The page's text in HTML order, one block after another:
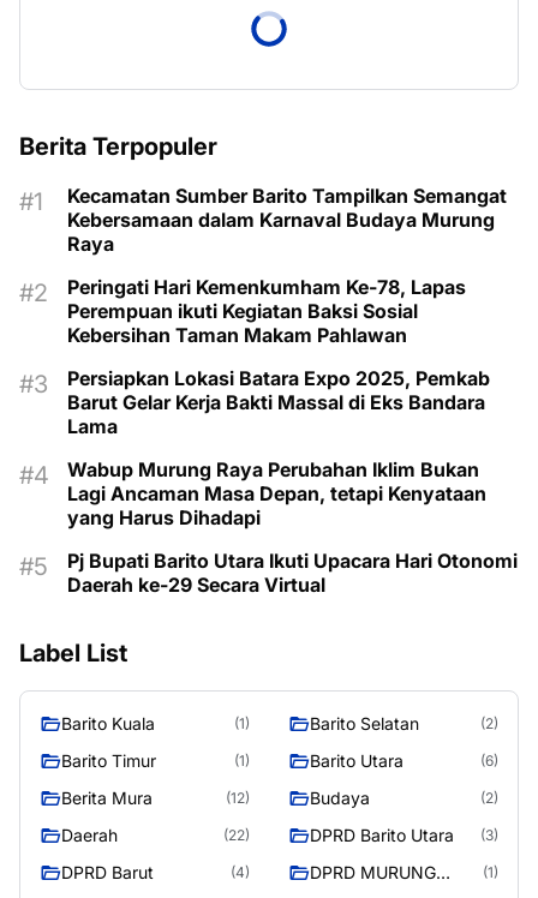
Berita Terpopuler
Kecamatan Sumber Barito Tampilkan Semangat
Kebersamaan dalam Karnaval Budaya Murung
Raya
Peringati Hari Kemenkumham Ke-78, Lapas
Perempuan ikuti Kegiatan Baksi Sosial
Kebersihan Taman Makam Pahlawan
Persiapkan Lokasi Batara Expo 2025, Pemkab
Barut Gelar Kerja Bakti Massal di Eks Bandara
Lama
Wabup Murung Raya Perubahan Iklim Bukan
Lagi Ancaman Masa Depan, tetapi Kenyataan
yang Harus Dihadapi
Pj Bupati Barito Utara Ikuti Upacara Hari Otonomi
Daerah ke-29 Secara Virtual
Label List
Barito Kuala (1) Barito Selatan (2)
Barito Timur (1) Barito Utara (6)
Berita Mura (12) Budaya (2)
Daerah (22) DPRD Barito Utara (3)
DPRD Barut (4)
DPRD MURUNG
(1)